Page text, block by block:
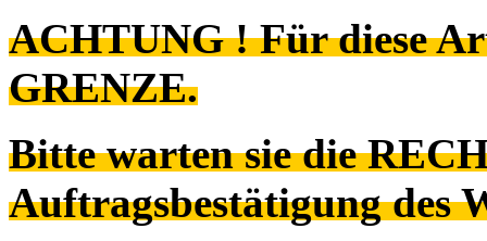
ACHTUNG ! Für diese
GRENZE.
Bitte warten sie die
Auftragsbestätigung des